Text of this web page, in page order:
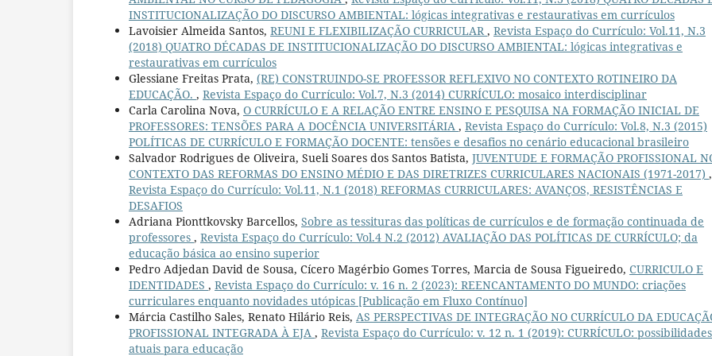
INSTITUCIONALIZAÇÃO DO DISCURSO AMBIENTAL: lógicas integrativas e restaurativas em currículos
Lavoisier Almeida Santos, REUNI E FLEXIBILIZAÇÃO CURRICULAR , Revista Espaço do Currículo: Vol.11, N.3
(2018) QUATRO DÉCADAS DE INSTITUCIONALIZAÇÃO DO DISCURSO AMBIENTAL: lógicas integrativas e
restaurativas em currículos
Glessiane Freitas Prata, (RE) CONSTRUINDO-SE PROFESSOR REFLEXIVO NO CONTEXTO ROTINEIRO DA
EDUCAÇÃO. , Revista Espaço do Currículo: Vol.7, N.3 (2014) CURRÍCULO: mosaico interdisciplinar
Carla Carolina Nova, O CURRÍCULO E A RELAÇÃO ENTRE ENSINO E PESQUISA NA FORMAÇÃO INICIAL DE
PROFESSORES: TENSÕES PARA A DOCÊNCIA UNIVERSITÁRIA , Revista Espaço do Currículo: Vol.8, N.3 (2015)
POLÍTICAS DE CURRÍCULO E FORMAÇÃO DOCENTE: tensões e desafios no cenário educacional brasileiro
Salvador Rodrigues de Oliveira, Sueli Soares dos Santos Batista, JUVENTUDE E FORMAÇÃO PROFISSIONAL
CONTEXTO DAS REFORMAS DO ENSINO MÉDIO E DAS DIRETRIZES CURRICULARES NACIONAIS (1971-2017) ,
Revista Espaço do Currículo: Vol.11, N.1 (2018) REFORMAS CURRICULARES: AVANÇOS, RESISTÊNCIAS E
DESAFIOS
Adriana Pionttkovsky Barcellos, Sobre as tessituras das políticas de currículos e de formação continuada de
professores , Revista Espaço do Currículo: Vol.4 N.2 (2012) AVALIAÇÃO DAS POLÍTICAS DE CURRÍCULO; da
educação básica ao ensino superior
Pedro Adjedan David de Sousa, Cícero Magérbio Gomes Torres, Marcia de Sousa Figueiredo, CURRICULO E
IDENTIDADES , Revista Espaço do Currículo: v. 16 n. 2 (2023): REENCANTAMENTO DO MUNDO: criações
curriculares enquanto novidades utópicas [Publicação em Fluxo Contínuo]
Márcia Castilho Sales, Renato Hilário Reis, AS PERSPECTIVAS DE INTEGRAÇÃO NO CURRÍCULO DA
PROFISSIONAL INTEGRADA À EJA , Revista Espaço do Currículo: v. 12 n. 1 (2019): CURRÍCULO: possibilidades
atuais para educação